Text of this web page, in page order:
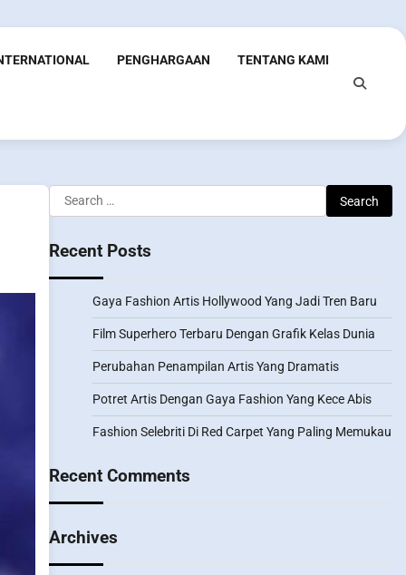
PENGHARGAAN TENTANG KAMI
Search
for:
Recent Posts
Gaya Fashion Artis Hollywood Yang Jadi Tren Baru
Film Superhero Terbaru Dengan Grafik Kelas Dunia
Perubahan Penampilan Artis Yang Dramatis
Potret Artis Dengan Gaya Fashion Yang Kece Abis
Fashion Selebriti Di Red Carpet Yang Paling Memukau
Recent Comments
Archives